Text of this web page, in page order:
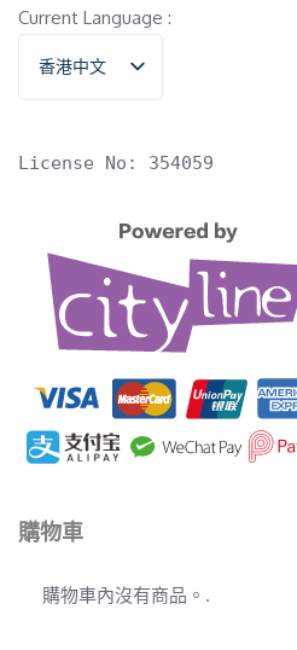
Current Language :
香港中文
English
License No: 354059
購物車
購物車內沒有商品。.